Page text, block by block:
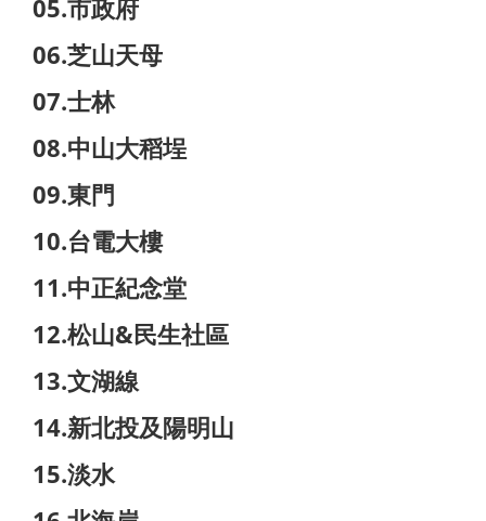
05.市政府
06.芝山天母
07.士林
08.中山大稻埕
09.東門
10.台電大樓
11.中正紀念堂
12.松山&民生社區
13.文湖線
14.新北投及陽明山
15.淡水